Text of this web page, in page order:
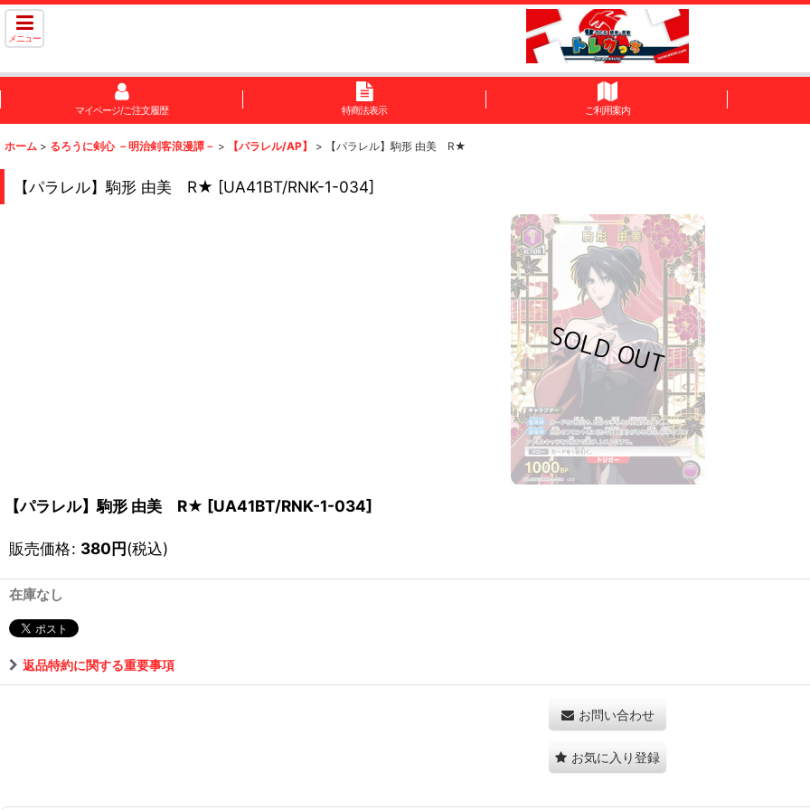
メニュー
マイページ/ご注文履歴 特商法表示 ご利用案内
ホーム > るろうに剣心 －明治剣客浪漫譚－ > 【パラレル/AP】 > 【パラレル】駒形 由美 R★
【パラレル】駒形 由美 R★ [UA41BT/RNK-1-034]
【パラレル】駒形 由美 R★ [UA41BT/RNK-1-034]
販売価格: 380円(税込)
在庫なし
返品特約に関する重要事項
お問い合わせ
お気に入り登録